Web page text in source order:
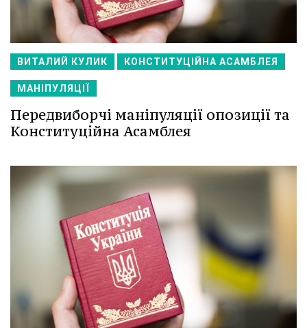
ВИТАЛИЙ КУЛИК КОНСТИТУЦІЙНА АСАМБЛЕЯ
МАНІПУЛЯЦІЇ
Передвиборчі маніпуляції опозиції та
Конституційна Асамблея